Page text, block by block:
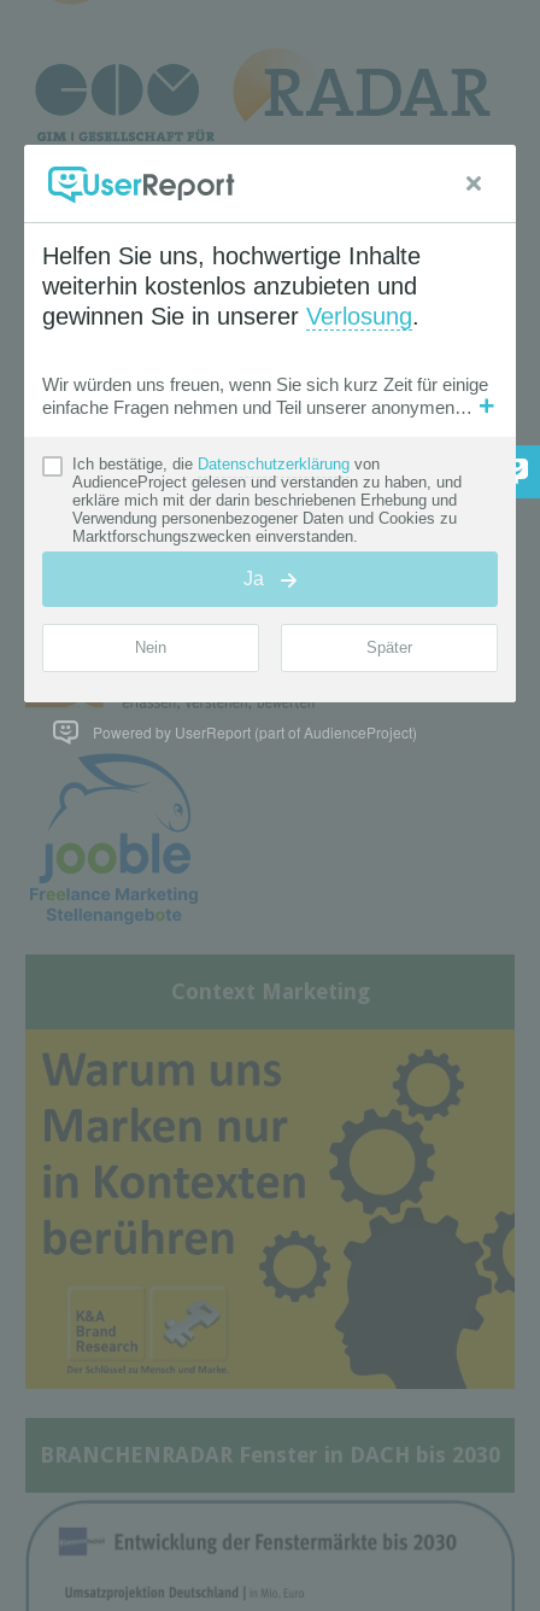
Context Marketing
BRANCHENRADAR Fenster in DACH bis 2030
Powered by UserReport (part of AudienceProject)